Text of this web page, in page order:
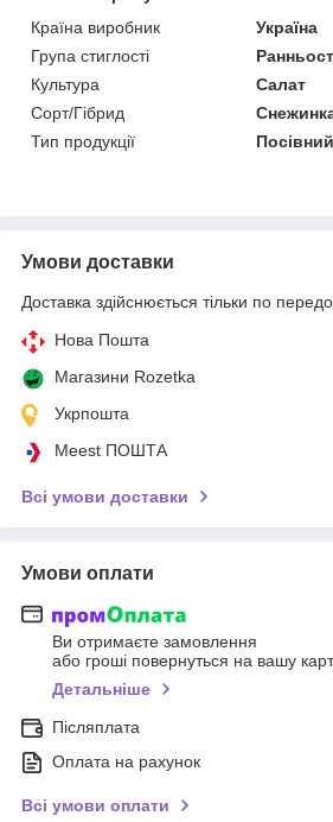
Країна виробник
Україна
Група стиглості
Культура
Салат
Сорт/Гібрид
Тип продукції
Умови доставки
Доставка здійснюється тільки по
Нова Пошта
Магазини Rozetka
Укрпошта
Meest ПОШТА
Всі умови доставки
Умови оплати
Ви отримаєте замовлення
або гроші повернуться на вашу
Детальніше
Післяплата
Оплата на рахунок
Всі умови оплати